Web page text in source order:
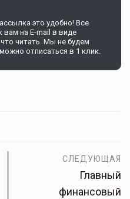
это удобно! Все
на E-mail в виде
читать. Мы не будем
отписаться в 1 клик.
СЛЕДУЮЩАЯ
Главный
финансовый